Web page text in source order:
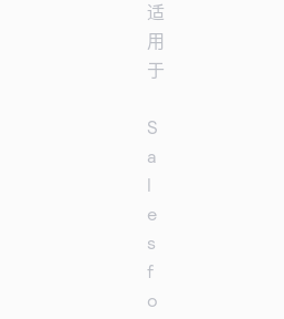
适
用
于
S
a
l
e
s
f
o